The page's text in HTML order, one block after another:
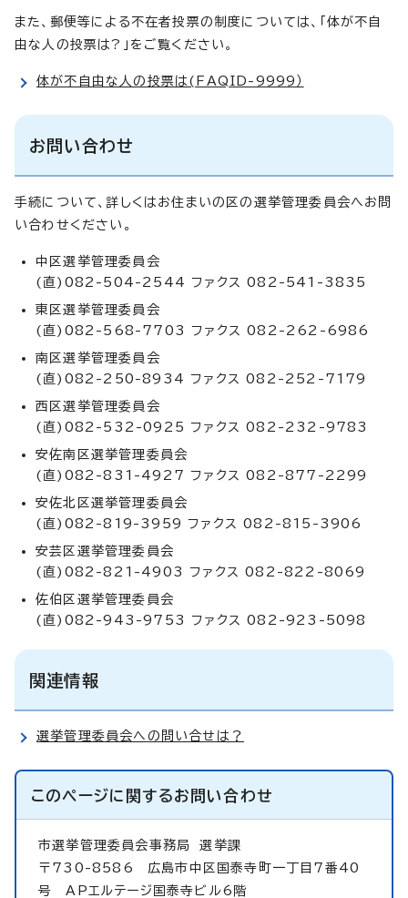
また、郵便等による不在者投票の制度については、「体が不自
由な人の投票は?」をご覧ください。
体が不自由な人の投票は(FAQID-9999）
お問い合わせ
手続について、詳しくはお住まいの区の選挙管理委員会へお問
い合わせください。
中区選挙管理委員会
(直)082-504-2544 ファクス 082-541-3835
東区選挙管理委員会
(直)082-568-7703 ファクス 082-262-6986
南区選挙管理委員会
(直)082-250-8934 ファクス 082-252-7179
西区選挙管理委員会
(直)082-532-0925 ファクス 082-232-9783
安佐南区選挙管理委員会
(直)082-831-4927 ファクス 082-877-2299
安佐北区選挙管理委員会
(直)082-819-3959 ファクス 082-815-3906
安芸区選挙管理委員会
(直)082-821-4903 ファクス 082-822-8069
佐伯区選挙管理委員会
(直)082-943-9753 ファクス 082-923-5098
関連情報
選挙管理委員会への問い合せは？
このページに関するお問い合わせ
市選挙管理委員会事務局選挙課
〒730-8586 広島市中区国泰寺町一丁目7番40
号 APエルテージ国泰寺ビル6階